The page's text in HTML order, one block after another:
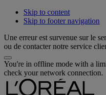
Skip to content
Skip to footer navigation
Une erreur est survenue sur le
ou de contacter notre service
You're in offline mode with a
check your network connection.